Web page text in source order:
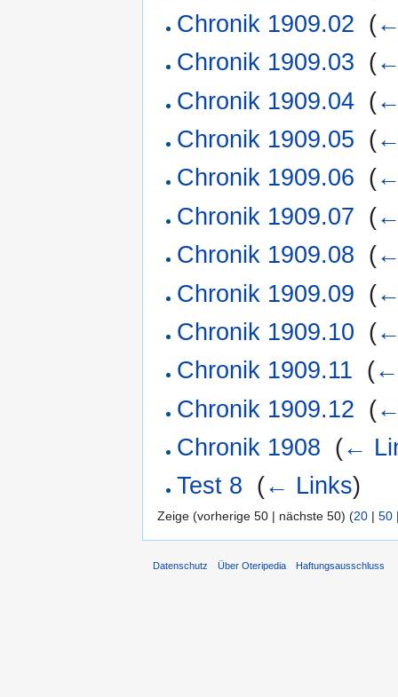
Chronik 1909.02 (
Chronik 1909.03 (
Chronik 1909.04 (
Chronik 1909.05 (
Chronik 1909.06 (
Chronik 1909.07 (
Chronik 1909.08 (
Chronik 1909.09 (
Chronik 1909.10 (
Chronik 1909.11 (
Chronik 1909.12 (
Chronik 1908 (←
Test 8 (← Links)
Zeige (vorherige 50 | nächste 50) (20 | 50
Datenschutz Über Oteripedia Haftungsausschluss